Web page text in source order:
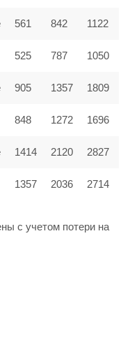
561 842 1122
525 787 1050
905 1357 1809
848 1272 1696
1414 2120 2827
1357 2036 2714
с учетом потери на